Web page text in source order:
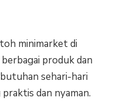
minimarket di
produk dan
sehari-hari
dan nyaman.